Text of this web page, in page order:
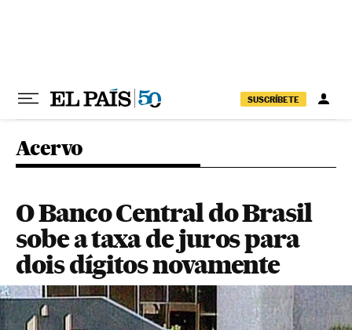
SUSCRÍBETE
Acervo
O Banco Central do Brasil
sobe a taxa de juros para
dois dígitos novamente